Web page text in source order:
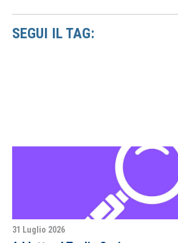
SEGUI IL TAG:
31 Luglio 2026